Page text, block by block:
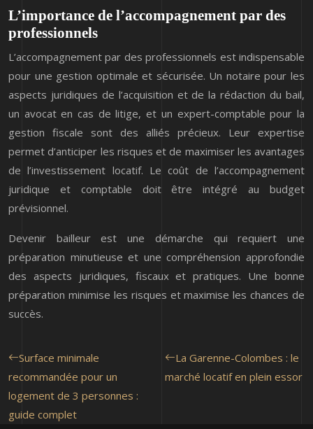
L’importance de l’accompagnement par des
professionnels
L’accompagnement par des professionnels est indispensable
pour une gestion optimale et sécurisée. Un notaire pour les
aspects juridiques de l’acquisition et de la rédaction du bail,
un avocat en cas de litige, et un expert-comptable pour la
gestion fiscale sont des alliés précieux. Leur expertise
permet d’anticiper les risques et de maximiser les avantages
de l’investissement locatif. Le coût de l’accompagnement
juridique et comptable doit être intégré au budget
prévisionnel.
Devenir bailleur est une démarche qui requiert une
préparation minutieuse et une compréhension approfondie
des aspects juridiques, fiscaux et pratiques. Une bonne
préparation minimise les risques et maximise les chances de
succès.
Surface minimale
recommandée pour un
logement de 3 personnes :
guide complet
La Garenne-Colombes : le
marché locatif en plein essor